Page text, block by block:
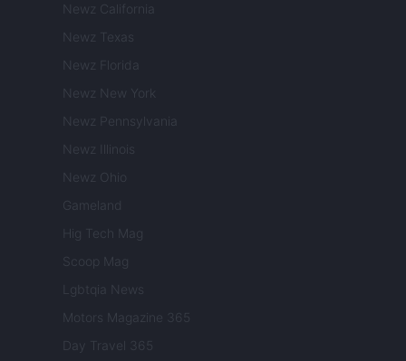
Newz California
Newz Texas
Newz Florida
Newz New York
Newz Pennsylvania
Newz Illinois
Newz Ohio
Gameland
Hig Tech Mag
Scoop Mag
Lgbtqia News
Motors Magazine 365
Day Travel 365